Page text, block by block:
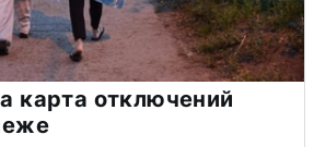
карта отключений